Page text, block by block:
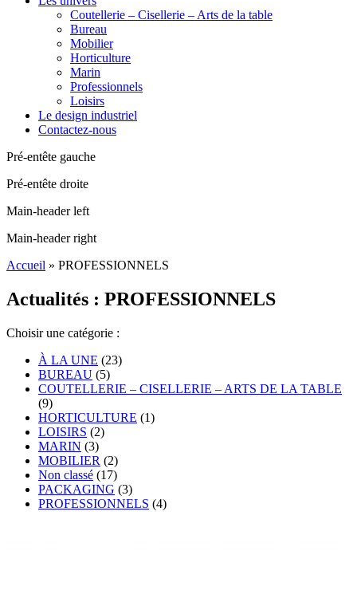
Coutellerie – Cisellerie – Arts de la table
Bureau
Mobilier
Horticulture
Marin
Professionnels
Loisirs
Le design industriel
Contactez-nous
Pré-entête gauche
Pré-entête droite
Main-header left
Main-header right
Accueil » PROFESSIONNELS
Actualités : PROFESSIONNELS
Choisir une catégorie :
À LA UNE (23)
BUREAU (5)
COUTELLERIE – CISELLERIE – ARTS DE LA TABLE
(9)
HORTICULTURE (1)
LOISIRS (2)
MARIN (3)
MOBILIER (2)
Non classé (17)
PACKAGING (3)
PROFESSIONNELS (4)